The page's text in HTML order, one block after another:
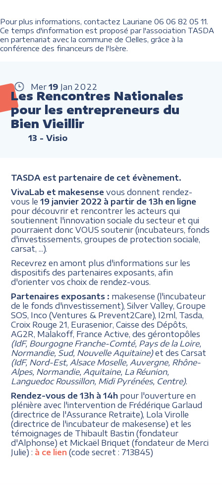
Pour plus informations, contactez Lauriane 06 06 82 05 11.
Ce temps d'information est proposé par l'association TASDA
en partenariat avec la commune de Clelles, grâce à la
conférence des financeurs de l'Isère.
Mer 19 Jan 2022
Les Rencontres Nationales
pour les entrepreneurs du
Bien Vieillir
13 - Visio
TASDA est partenaire de cet évènement.
VivaLab et makesense vous donnent rendez-
vous le19 janvier 2022 à partir de 13h en ligne
pour découvrir et rencontrer les acteurs qui
soutiennent l'innovation sociale du secteur et qui
pourraient donc VOUS soutenir (incubateurs, fonds
d'investissements, groupes de protection sociale,
carsat, ...).
Recevrez en amont plus d'informations sur les
dispositifs des partenaires exposants, afin
d'orienter vos choix de rendez-vous.
Partenaires exposants : makesense (l'incubateur
de le fonds d'investissement), Silver Valley, Groupe
SOS, Inco (Ventures & Prevent2Care), I2ml, Tasda,
Croix Rouge 21, Eurasenior, Caisse des Dépôts,
AG2R, Malakoff, France Active, des gérontopôles
(IdF, Bourgogne Franche-Comté, Pays de la Loire,
Normandie, Sud, Nouvelle Aquitaine)et des Carsat
(IdF, Nord-Est, Alsace Moselle, Auvergne, Rhône-
Alpes, Normandie, Aquitaine, La Réunion,
Languedoc Roussillon, Midi Pyrénées, Centre).
Rendez-vous de 13h à 14h pour l'ouverture en
plénière avec l'intervention de Frédérique Garlaud
(directrice de l'Assurance Retraite), Lola Virolle
(directrice de l'incubateur de makesense) et les
témoignages de Thibault Bastin (fondateur
d'Alphonse) et Mickaël Briquet (fondateur de Merci
Julie) : à ce lien (code secret : 713845)